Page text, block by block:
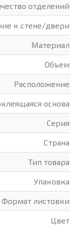
отделений
к стене/двери
Материал
Объем
Расположение
основа
Серия
Страна
Тип товара
Упаковка
Формат листовки
Цвет